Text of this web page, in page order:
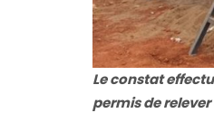
Le constat
permis de